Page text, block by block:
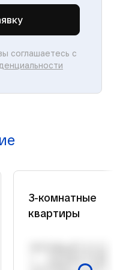
соглашаетесь с
3-комнатные
квартиры